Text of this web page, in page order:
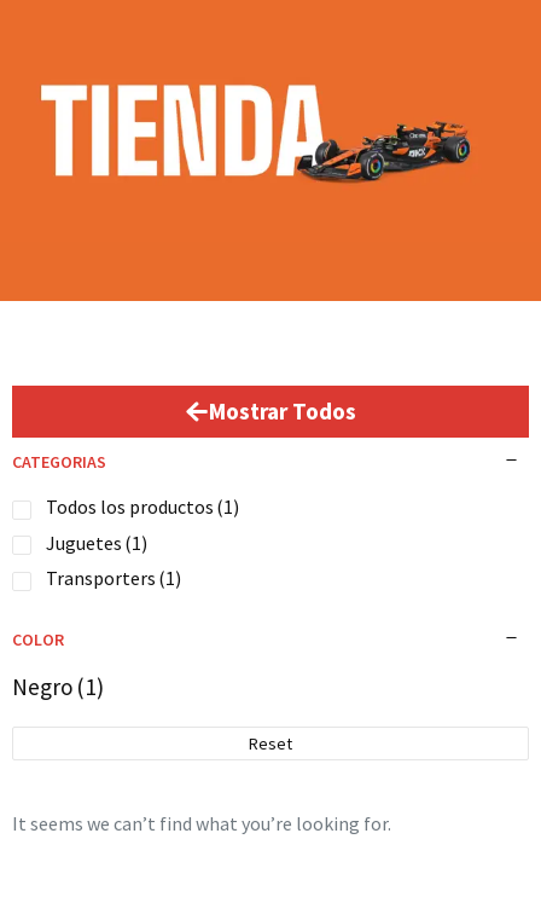
Mostrar Todos
CATEGORIAS
Todos los productos (1)
Juguetes (1)
Transporters (1)
COLOR
Negro (1)
Reset
It seems we can’t find what you’re looking for.